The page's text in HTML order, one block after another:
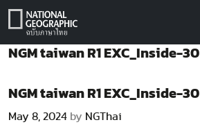
Skip
NGM taiwan R1 EXC_Inside-30
NGM taiwan R1 EXC_Inside-30
May 8, 2024 by NGThai